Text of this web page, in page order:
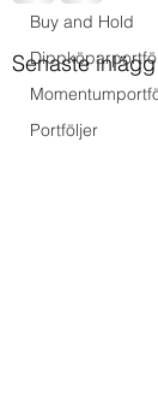
Buy and Hold
Portföljer
Senaste inlägg